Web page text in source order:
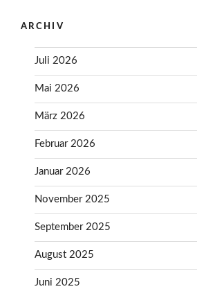
ARCHIV
Juli 2026
Mai 2026
März 2026
Februar 2026
Januar 2026
November 2025
September 2025
August 2025
Juni 2025